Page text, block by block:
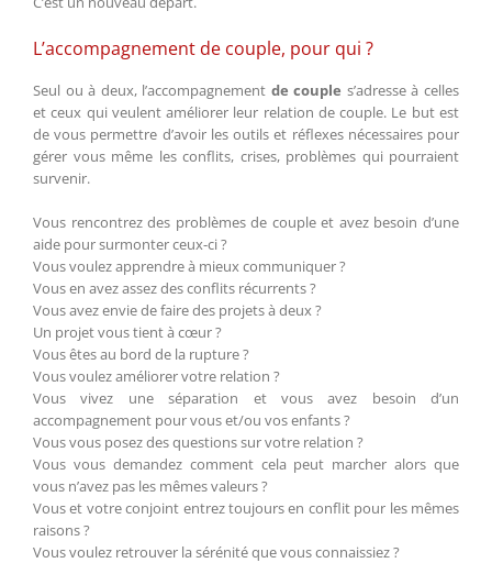
L’accompagnement de couple, pour qui ?
Seul ou à deux, l’accompagnement de couple s’adresse à celles
et ceux qui veulent améliorer leur relation de couple. Le but est
de vous permettre d’avoir les outils et réflexes nécessaires pour
gérer vous même les conflits, crises, problèmes qui pourraient
survenir.
Vous rencontrez des problèmes de couple et avez besoin d’une
aide pour surmonter ceux-ci ?
Vous voulez apprendre à mieux communiquer ?
Vous en avez assez des conflits récurrents ?
Vous avez envie de faire des projets à deux ?
Un projet vous tient à cœur ?
Vous êtes au bord de la rupture ?
Vous voulez améliorer votre relation ?
Vous vivez une séparation et vous avez besoin d’un
accompagnement pour vous et/ou vos enfants ?
Vous vous posez des questions sur votre relation ?
Vous vous demandez comment cela peut marcher alors que
vous n’avez pas les mêmes valeurs ?
Vous et votre conjoint entrez toujours en conflit pour les mêmes
raisons ?
Vous voulez retrouver la sérénité que vous connaissiez ?